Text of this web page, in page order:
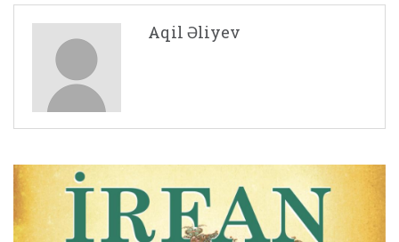
Aqil Əliyev